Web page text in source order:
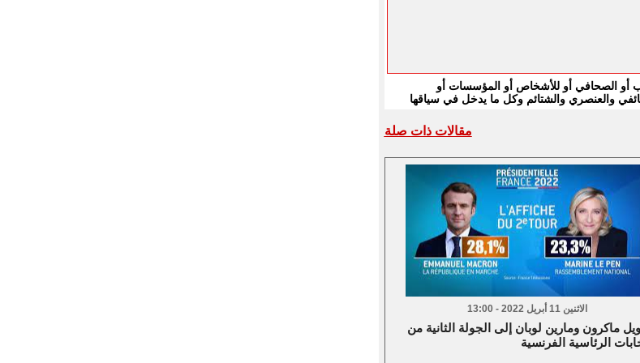
أو الصحافي أو للأشخاص أو المؤسسات أو
والعنصري والشتائم وكل ما يدخل في سياقها
مقالات ذات صلة
الاثنين 11 أبريل 2022 - 13:00
ماكرون ومارين لوبان إلى الجولة الثانية من
الرئاسية الفرنسية